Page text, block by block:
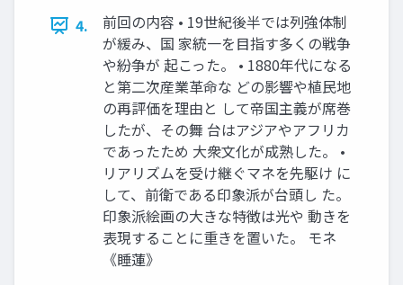
4.
前回の内容 • 19世紀後半では列強体制
が緩み、国 家統一を目指す多くの戦争
や紛争が 起こった。 • 1880年代になる
と第二次産業革命な どの影響や植民地
の再評価を理由と して帝国主義が席巻
したが、その舞 台はアジアやアフリカ
であったため 大衆文化が成熟した。 •
リアリズムを受け継ぐマネを先駆け に
して、前衛である印象派が台頭し た。
印象派絵画の大きな特徴は光や 動きを
表現することに重きを置いた。 モネ
《睡蓮》